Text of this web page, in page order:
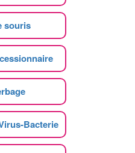
souris
Bacterie